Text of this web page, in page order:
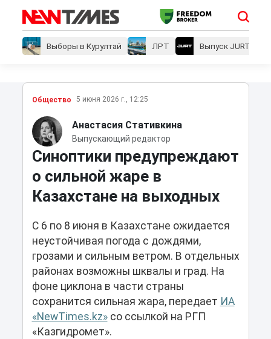
Выборы в Курултай ЛРТ Выпуск JURT
Общество 5 июня 2026 г., 12:25
Анастасия Стативкина
Выпускающий редактор
Синоптики предупреждают
о сильной жаре в
Казахстане на выходных
С 6 по 8 июня в Казахстане ожидается
неустойчивая погода с дождями,
грозами и сильным ветром. В отдельных
районах возможны шквалы и град. На
фоне циклона в части страны
сохранится сильная жара, передает ИА
«NewTimes.kz»со ссылкой на РГП
«Казгидромет».